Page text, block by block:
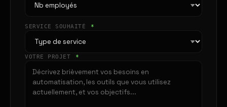
SERVICE SOUHAITÉ *
VOTRE PROJET *